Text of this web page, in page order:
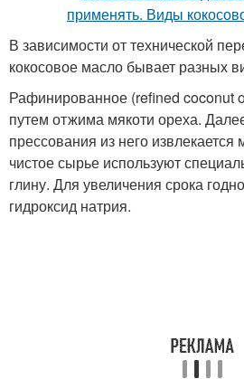
В зависимости от технической
кокосовое масло бывает разных
Рафинированное (refined coconut
путем отжима мякоти ореха.
прессования из него
чистое сырье используют
глину. Для увеличения срока
гидроксид натрия.